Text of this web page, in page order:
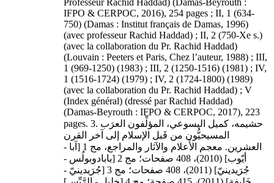
Professeur Rachid Haddad) (Damas-Beyrouth :
IFPO & CERPOC, 2016), 254 pages ; II, 1 (634-
750) (Damas : Institut français de Damas, 1996)
(avec professeur Rachid Haddad) ; II, 2 (750-Xe s.)
(avec la collaboration du Pr. Rachid Haddad)
(Louvain : Peeters et Paris, Chez l’auteur, 1988) ; III,
1 (969-1250) (1983) ; III, 2 (1250-1516) (1981) ; IV,
1 (1516-1724) (1979) ; IV, 2 (1724-1800) (1989)
(avec la collaboration du Pr. Rachid Haddad) ; V
(Index général) (dressé par Rachid Haddad)
(Damas-Beyrouth : IFPO & CERPOC, 2017), 223
pages. 3. حشيمه، كميل اليسوعي، المؤلِّفون العرَب
المسيحيُّون من قَبل الإسلام إلى آخر القرن
العشرين. معجم الأَعلام والآثار والمراجع، مج 1 [آبا -
أيّوب] (2010)، 408 صفحات؛ مج 2 [بابادوبولُس -
جُرَيدينيّ] (2011)، 408 صفحات؛ مج 3 [جُرَيدينيّ -